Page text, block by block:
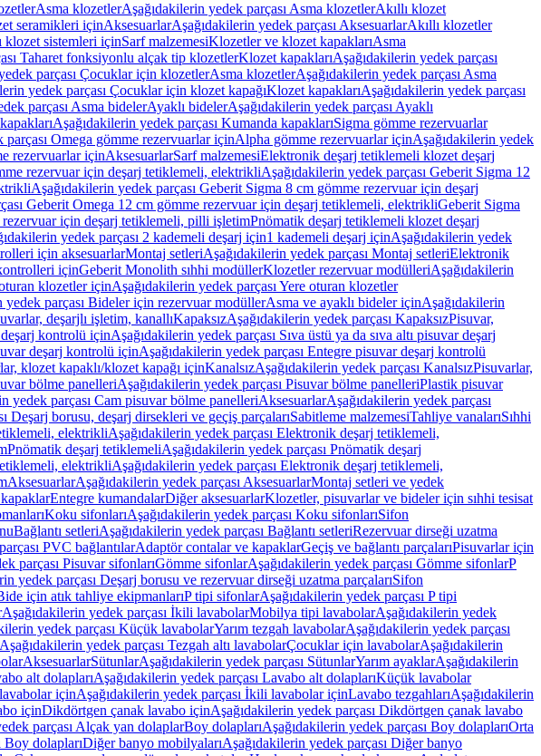
Asma klozetlerAşağıdakilerin yedek parçası Asma klozetlerAkıllı klozet
seramikleri içinAksesuarlarAşağıdakilerin yedek parçası AksesuarlarAkıllı klozetler
klozet sistemleri içinSarf malzemesiKlozetler ve klozet kapaklarıAsma
Taharet fonksiyonlu alçak tip klozetlerKlozet kapaklarıAşağıdakilerin yedek parçası
parçası Çocuklar için klozetlerAsma klozetlerAşağıdakilerin yedek parçası Asma
yedek parçası Çocuklar için klozet kapağıKlozet kapaklarıAşağıdakilerin yedek parçası
parçası Asma bidelerAyaklı bidelerAşağıdakilerin yedek parçası Ayaklı
Aşağıdakilerin yedek parçası Kumanda kapaklarıSigma gömme rezervuarlar
parçası Omega gömme rezervuarlar içinAlpha gömme rezervuarlar içinAşağıdakilerin yedek
rezervuarlar içinAksesuarlarSarf malzemesiElektronik deşarj tetiklemeli klozet deşarj
rezervuar için deşarj tetiklemeli, elektrikliAşağıdakilerin yedek parçası Geberit Sigma 12
Aşağıdakilerin yedek parçası Geberit Sigma 8 cm gömme rezervuar için deşarj
Geberit Omega 12 cm gömme rezervuar için deşarj tetiklemeli, elektrikliGeberit Sigma
rezervuar için deşarj tetiklemeli, pilli işletimPnömatik deşarj tetiklemeli klozet deşarj
yedek parçası 2 kademeli deşarj için1 kademeli deşarj içinAşağıdakilerin yedek
için aksesuarlarMontaj setleriAşağıdakilerin yedek parçası Montaj setleriElektronik
içinGeberit Monolith sıhhi modüllerKlozetler rezervuar modülleriAşağıdakilerin
klozetler içinAşağıdakilerin yedek parçası Yere oturan klozetler
yedek parçası Bideler için rezervuar modüllerAsma ve ayaklı bideler içinAşağıdakilerin
deşarjlı işletim, kanallıKapaksızAşağıdakilerin yedek parçası KapaksızPisuvar,
deşarj kontrolü içinAşağıdakilerin yedek parçası Sıva üstü ya da sıva altı pisuvar deşarj
deşarj kontrolü içinAşağıdakilerin yedek parçası Entegre pisuvar deşarj kontrolü
klozet kapaklı/klozet kapağı içinKanalsızAşağıdakilerin yedek parçası KanalsızPisuvarlar,
bölme panelleriAşağıdakilerin yedek parçası Pisuvar bölme panelleriPlastik pisuvar
yedek parçası Cam pisuvar bölme panelleriAksesuarlarAşağıdakilerin yedek parçası
Deşarj borusu, deşarj dirsekleri ve geçiş parçalarıSabitleme malzemesiTahliye vanalarıSıhhi
elektrikliAşağıdakilerin yedek parçası Elektronik deşarj tetiklemeli,
Pnömatik deşarj tetiklemeliAşağıdakilerin yedek parçası Pnömatik deşarj
elektrikliAşağıdakilerin yedek parçası Elektronik deşarj tetiklemeli,
AksesuarlarAşağıdakilerin yedek parçası AksesuarlarMontaj setleri ve yedek
Entegre kumandalarDiğer aksesuarlarKlozetler, pisuvarlar ve bideler için sıhhi tesisat
Koku sifonlarıAşağıdakilerin yedek parçası Koku sifonlarıSifon
Bağlantı setleriAşağıdakilerin yedek parçası Bağlantı setleriRezervuar dirseği uzatma
PVC bağlantılarAdaptör contalar ve kapaklarGeçiş ve bağlantı parçalarıPisuvarlar için
parçası Pisuvar sifonlarıGömme sifonlarAşağıdakilerin yedek parçası Gömme sifonlarP
yedek parçası Deşarj borusu ve rezervuar dirseği uzatma parçalarıSifon
için atık tahliye ekipmanlarıP tipi sifonlarAşağıdakilerin yedek parçası P tipi
Aşağıdakilerin yedek parçası İkili lavabolarMobilya tipi lavabolarAşağıdakilerin yedek
yedek parçası Küçük lavabolarYarım tezgah lavabolarAşağıdakilerin yedek parçası
Aşağıdakilerin yedek parçası Tezgah altı lavabolarÇocuklar için lavabolarAşağıdakilerin
AksesuarlarSütunlarAşağıdakilerin yedek parçası SütunlarYarım ayaklarAşağıdakilerin
alt dolaplarıAşağıdakilerin yedek parçası Lavabo alt dolaplarıKüçük lavabolar
içinAşağıdakilerin yedek parçası İkili lavabolar içinLavabo tezgahlarıAşağıdakilerin
içinDikdörtgen çanak lavabo içinAşağıdakilerin yedek parçası Dikdörtgen çanak lavabo
parçası Alçak yan dolaplarBoy dolaplarıAşağıdakilerin yedek parçası Boy dolaplarıOrta
Boy dolaplarıDiğer banyo mobilyalarıAşağıdakilerin yedek parçası Diğer banyo